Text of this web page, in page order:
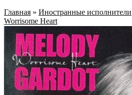
Главная » Иностранные исполнители
Worrisome Heart